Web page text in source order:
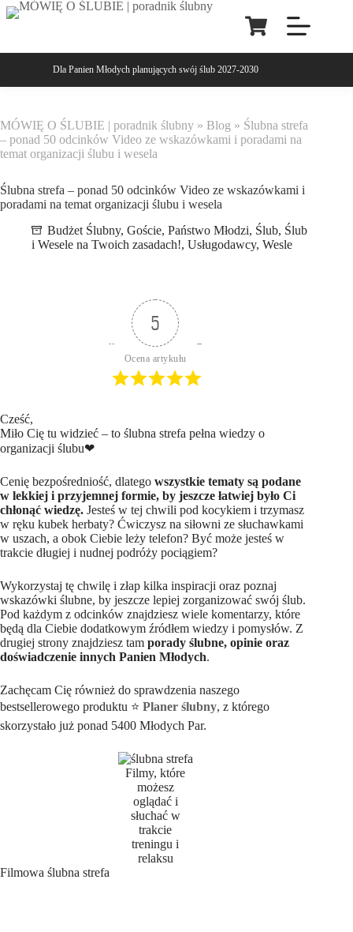
Dla Panien Młodych planujących swój ślub 2027-2030
MÓWIĘ O ŚLUBIE | poradnik ślubny » Blog » Ślubna strefa
– ponad 50 odcinków Video ze wskazówkami i poradami na
temat organizacji ślubu i wesela
Ślubna strefa – ponad 50 odcinków Video ze wskazówkami i
poradami na temat organizacji ślubu i wesela
Budżet Ślubny, Goście, Państwo Młodzi, Ślub, Ślub
i Wesele na Twoich zasadach!, Usługodawcy, Wesle
5
Ocena artykułu
Cześć,
Miło Cię tu widzieć – to ślubna strefa pełna wiedzy o
organizacji ślubu❤
Cenię bezpośredniość, dlatego wszystkie tematy są podane
w lekkiej i przyjemnej formie, by jeszcze łatwiej było Ci
chłonąć wiedzę. Jesteś w tej chwili pod kocykiem i trzymasz
w ręku kubek herbaty? Ćwiczysz na siłowni ze słuchawkami
w uszach, a obok Ciebie leży telefon? Być może jesteś w
trakcie długiej i nudnej podróży pociągiem?
Wykorzystaj tę chwilę i złap kilka inspiracji oraz poznaj
wskazówki ślubne, by jeszcze lepiej zorganizować swój ślub.
Pod każdym z odcinków znajdziesz wiele komentarzy, które
będą dla Ciebie dodatkowym źródłem wiedzy i pomysłów. Z
drugiej strony znajdziesz tam porady ślubne, opinie oraz
doświadczenie innych Panien Młodych.
Zachęcam Cię również do sprawdzenia naszego
bestsellerowego produktu ⭐ Planer ślubny, z którego
skorzystało już ponad 5400 Młodych Par.
Filmy, które
możesz
oglądać i
słuchać w
trakcie
treningu i
relaksu
Filmowa ślubna strefa